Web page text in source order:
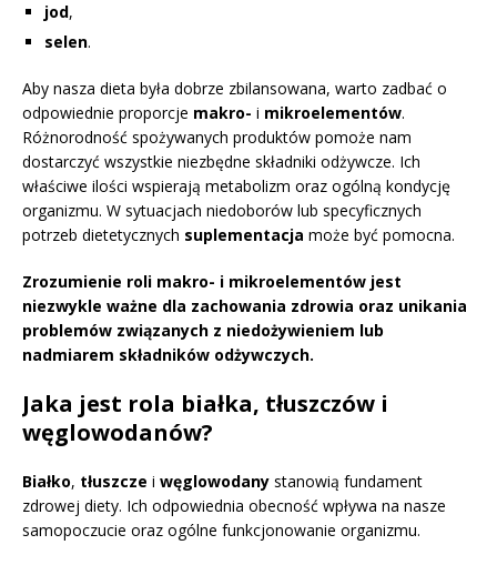
jod,
selen.
Aby nasza dieta była dobrze zbilansowana, warto zadbać o
odpowiednie proporcje makro- i mikroelementów.
Różnorodność spożywanych produktów pomoże nam
dostarczyć wszystkie niezbędne składniki odżywcze. Ich
właściwe ilości wspierają metabolizm oraz ogólną kondycję
organizmu. W sytuacjach niedoborów lub specyficznych
potrzeb dietetycznych suplementacja może być pomocna.
Zrozumienie roli makro- i mikroelementów jest
niezwykle ważne dla zachowania zdrowia oraz unikania
problemów związanych z niedożywieniem lub
nadmiarem składników odżywczych.
Jaka jest rola białka, tłuszczów i
węglowodanów?
Białko, tłuszcze i węglowodany stanowią fundament
zdrowej diety. Ich odpowiednia obecność wpływa na nasze
samopoczucie oraz ogólne funkcjonowanie organizmu.